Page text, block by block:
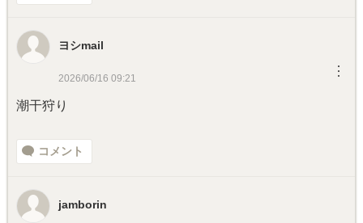
ヨシmail
2026/06/16 09:21 ︙
潮干狩り
コメント
jamborin